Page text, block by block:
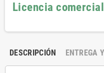
Licencia
DESCRIPCIÓN ENTREGA